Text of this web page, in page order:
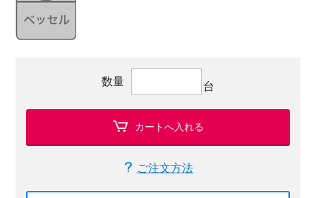
数量 台
カートへ入れる
ご注文方法